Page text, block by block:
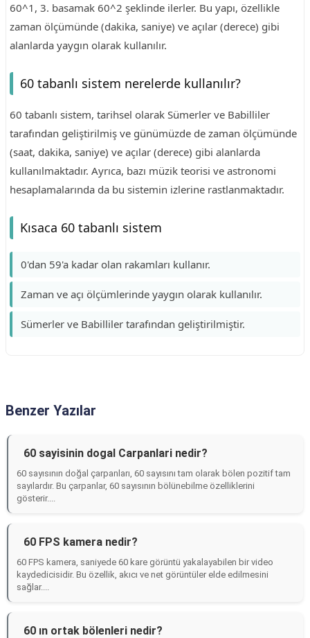
60^1, 3. basamak 60^2 şeklinde ilerler. Bu yapı, özellikle
zaman ölçümünde (dakika, saniye) ve açılar (derece) gibi
alanlarda yaygın olarak kullanılır.
60 tabanlı sistem nerelerde kullanılır?
60 tabanlı sistem, tarihsel olarak Sümerler ve Babilliler
tarafından geliştirilmiş ve günümüzde de zaman ölçümünde
(saat, dakika, saniye) ve açılar (derece) gibi alanlarda
kullanılmaktadır. Ayrıca, bazı müzik teorisi ve astronomi
hesaplamalarında da bu sistemin izlerine rastlanmaktadır.
Kısaca 60 tabanlı sistem
0'dan 59'a kadar olan rakamları kullanır.
Zaman ve açı ölçümlerinde yaygın olarak kullanılır.
Sümerler ve Babilliler tarafından geliştirilmiştir.
Benzer Yazılar
60 sayisinin dogal Carpanlari nedir?
60 sayısının doğal çarpanları, 60 sayısını tam olarak bölen pozitif tam
sayılardır. Bu çarpanlar, 60 sayısının bölünebilme özelliklerini
gösterir....
60 FPS kamera nedir?
60 FPS kamera, saniyede 60 kare görüntü yakalayabilen bir video
kaydedicisidir. Bu özellik, akıcı ve net görüntüler elde edilmesini
sağlar....
60 ın ortak bölenleri nedir?